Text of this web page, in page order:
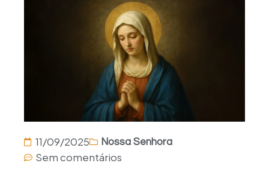
11/09/2025 Nossa Senhora
Sem comentários